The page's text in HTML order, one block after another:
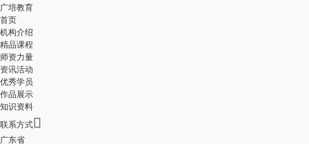
广培教育
首页
机构介绍
精品课程
师资力量
资讯活动
优秀学员
作品展示
知识资料
联系方式
广东省